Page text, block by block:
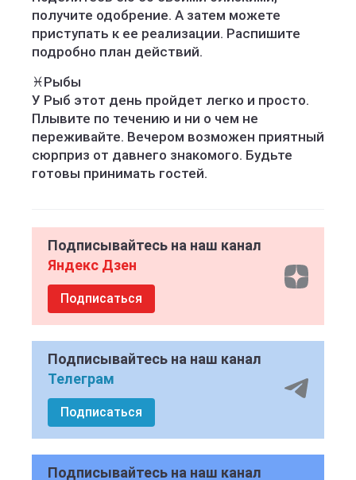
получите одобрение. А затем можете
приступать к ее реализации. Распишите
подробно план действий.
♓️Рыбы
У Рыб этот день пройдет легко и просто.
Плывите по течению и ни о чем не
переживайте. Вечером возможен приятный
сюрприз от давнего знакомого. Будьте
готовы принимать гостей.
Подписывайтесь на наш канал
Яндекс Дзен
Подписаться
Подписывайтесь на наш канал
Телеграм
Подписаться
Подписывайтесь на наш канал